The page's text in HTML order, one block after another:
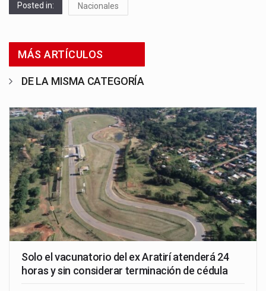
Posted in: Nacionales
MÁS ARTÍCULOS
DE LA MISMA CATEGORÍA
Solo el vacunatorio del ex Aratirí atenderá 24
horas y sin considerar terminación de cédula